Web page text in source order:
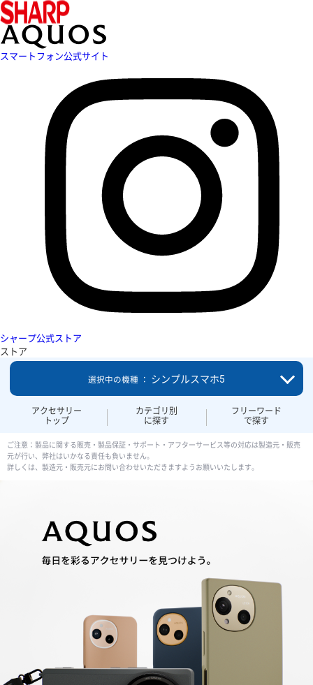
スマートフォン公式サイト
シャープ公式ストア
ストア
アクセサリー
トップ
カテゴリ別
に探す
フリーワード
で探す
選択中の機種 ： シンプルスマホ5
ご注意：製品に関する販売・製品保証・サポート・アフターサービス等の対応は製造元・販売
元が行い、弊社はいかなる責任も負いません。
詳しくは、製造元・販売元にお問い合わせいただきますようお願いいたします。